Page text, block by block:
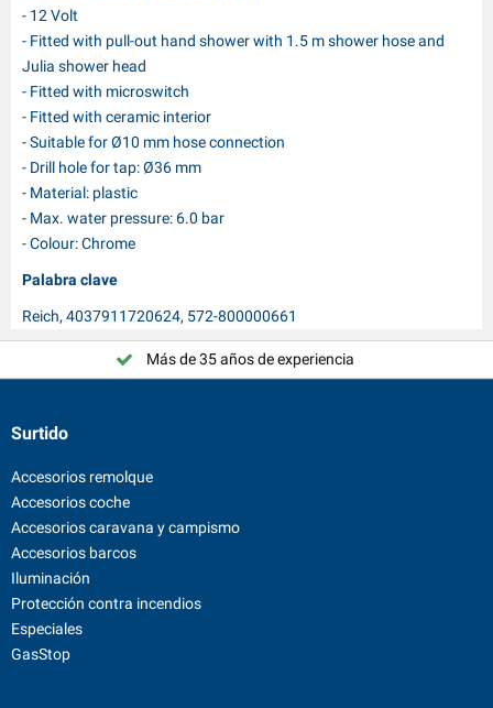
- 12 Volt
- Fitted with pull-out hand shower with 1.5 m shower hose and
Julia shower head
- Fitted with microswitch
- Fitted with ceramic interior
- Suitable for Ø10 mm hose connection
- Drill hole for tap: Ø36 mm
- Material: plastic
- Max. water pressure: 6.0 bar
- Colour: Chrome
Palabra clave
Reich, 4037911720624, 572-800000661
¡Elija PAT Europe!
Más de 35 años de experiencia
Surtido
Accesorios remolque
Accesorios coche
Accesorios caravana y campismo
Accesorios barcos
Iluminación
Protección contra incendios
Especiales
GasStop